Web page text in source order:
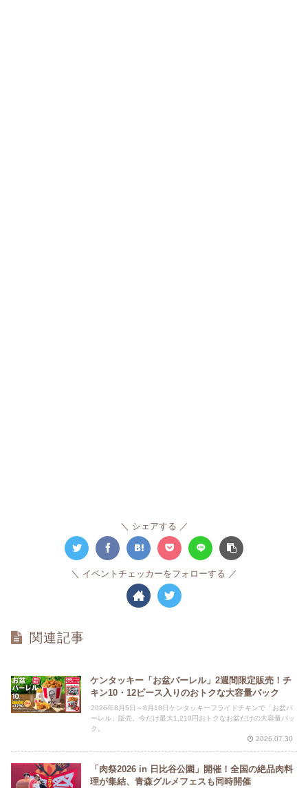
シェアする
イベントチェッカーをフォローする
関連記事
ケンタッキー「お盆バーレル」2週間限定販売！チ
キン10・12ピース入りのおトクな大容量パック
2026年8月5日～8月18日ケンタッキーフライドチキンで「お盆バ
ーレル」販売。今だけ最大1,210円おトクなお盆だけの大容量パッ
ク。
2026.07.30
「肉祭2026 in 日比谷公園」開催！全国の絶品肉料
理が集結、青森グルメフェスも同時開催